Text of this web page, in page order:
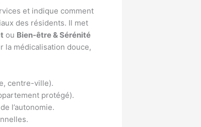
et indique comment
des résidents. Il met
ou Bien-être & Sérénité
la médicalisation douce,
centre-ville).
protégé).
l’autonomie.